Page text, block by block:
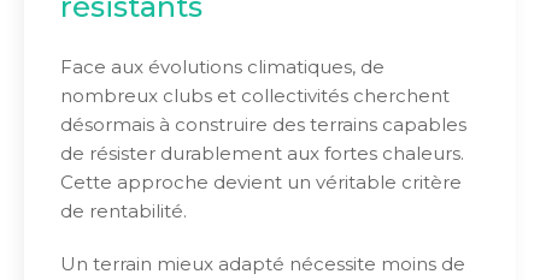
Face aux évolutions climatiques, de
nombreux clubs et collectivités cherchent
désormais à construire des terrains capables
de résister durablement aux fortes chaleurs.
Cette approche devient un véritable critère
de rentabilité.
Un terrain mieux adapté nécessite moins de